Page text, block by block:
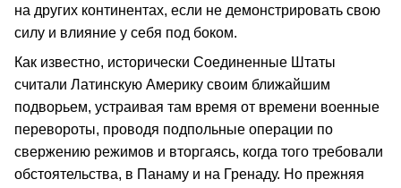
на других континентах, если не демонстрировать свою
силу и влияние у себя под боком.
Как известно, исторически Соединенные Штаты
считали Латинскую Америку своим ближайшим
подворьем, устраивая там время от времени военные
перевороты, проводя подпольные операции по
свержению режимов и вторгаясь, когда того требовали
обстоятельства, в Панаму и на Гренаду. Но прежняя